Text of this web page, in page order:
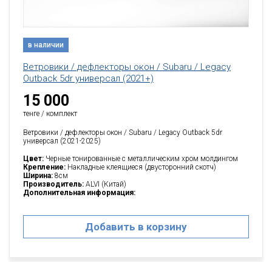
в наличии
Ветровики / дефлекторы окон / Subaru / Legacy
Outback 5dr универсал (2021+)
15 000
тенге / комплект
Ветровики / дефлекторы окон / Subaru / Legacy Outback 5dr
универсал (2021-2025)
Цвет: Черные тонированные с металлическим хром молдингом
Крепление: Накладные клеящиеся (двусторонний скотч)
Ширина: 8см
Производитель: ALVI (Китай)
Дополнительная информация:
Добавить в корзину